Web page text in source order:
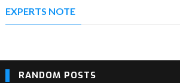
EXPERTS NOTE
RANDOM POSTS